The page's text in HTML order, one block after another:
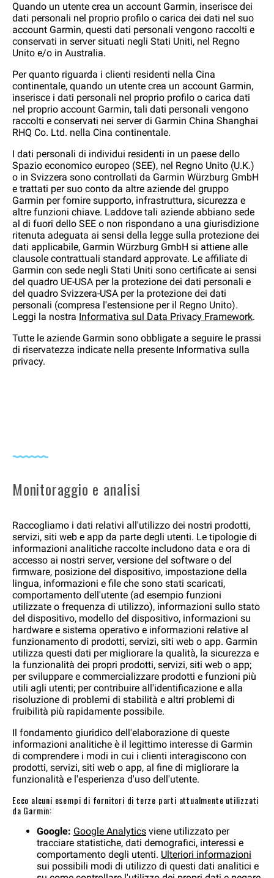
Quando un utente crea un account Garmin, inserisce dei
dati personali nel proprio profilo o carica dei dati nel suo
account Garmin, questi dati personali vengono raccolti e
conservati in server situati negli Stati Uniti, nel Regno
Unito e/o in Australia.
Per quanto riguarda i clienti residenti nella Cina
continentale, quando un utente crea un account Garmin,
inserisce i dati personali nel proprio profilo o carica dati
nel proprio account Garmin, tali dati personali vengono
raccolti e conservati nei server di Garmin China Shanghai
RHQ Co. Ltd. nella Cina continentale.
I dati personali di individui residenti in un paese dello
Spazio economico europeo (SEE), nel Regno Unito (U.K.)
o in Svizzera sono controllati da Garmin Würzburg GmbH
e trattati per suo conto da altre aziende del gruppo
Garmin per fornire supporto, infrastruttura, sicurezza e
altre funzioni chiave. Laddove tali aziende abbiano sede
al di fuori dello SEE o non rispondano a una giurisdizione
ritenuta adeguata ai sensi della legge sulla protezione dei
dati applicabile, Garmin Würzburg GmbH si attiene alle
clausole contrattuali standard approvate. Le affiliate di
Garmin con sede negli Stati Uniti sono certificate ai sensi
del quadro UE-USA per la protezione dei dati personali e
del quadro Svizzera-USA per la protezione dei dati
personali (compresa l'estensione per il Regno Unito).
Leggi la nostra Informativa sul Data Privacy Framework.
Tutte le aziende Garmin sono obbligate a seguire le prassi
di riservatezza indicate nella presente Informativa sulla
privacy.
Monitoraggio e analisi
Raccogliamo i dati relativi all'utilizzo dei nostri prodotti,
servizi, siti web e app da parte degli utenti. Le tipologie di
informazioni analitiche raccolte includono data e ora di
accesso ai nostri server, versione del software o del
firmware, posizione del dispositivo, impostazione della
lingua, informazioni e file che sono stati scaricati,
comportamento dell'utente (ad esempio funzioni
utilizzate o frequenza di utilizzo), informazioni sullo stato
del dispositivo, modello del dispositivo, informazioni su
hardware e sistema operativo e informazioni relative al
funzionamento di prodotti, servizi, siti web o app. Garmin
utilizza questi dati per migliorare la qualità, la sicurezza e
la funzionalità dei propri prodotti, servizi, siti web o app;
per sviluppare e commercializzare prodotti e funzioni più
utili agli utenti; per contribuire all'identificazione e alla
risoluzione di problemi di stabilità e altri problemi di
fruibilità più rapidamente possibile.
Il fondamento giuridico dell'elaborazione di queste
informazioni analitiche è il legittimo interesse di Garmin
di comprendere i modi in cui i clienti interagiscono con
prodotti, servizi, siti web o app, al fine di migliorare la
funzionalità e l'esperienza d'uso dell'utente.
Ecco alcuni esempi di fornitori di terze parti attualmente utilizzati
da Garmin:
Google: Google Analytics viene utilizzato per
tracciare statistiche, dati demografici, interessi e
comportamento degli utenti. Ulteriori informazioni
sui possibili modi di utilizzo di questi dati analitici e